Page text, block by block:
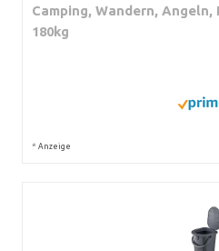
Camping, Wandern,
180kg
* Anzeige